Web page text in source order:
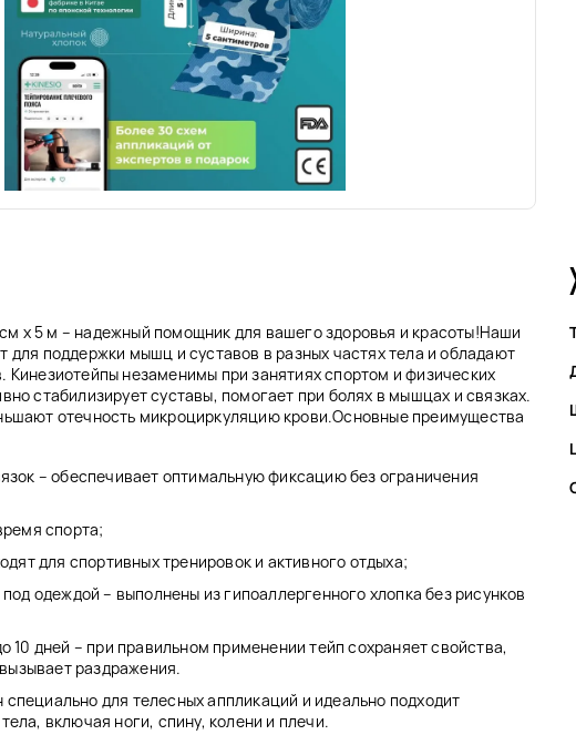
x 5 м – надежный помощник для вашего здоровья и красоты!Наши
для поддержки мышц и суставов в разных частях тела и обладают
Кинезиотейпы незаменимы при занятиях спортом и физических
стабилизирует суставы, помогает при болях в мышцах и связках.
отечность микроциркуляцию крови.Основные преимущества
– обеспечивает оптимальную фиксацию без ограничения
спорта;
для спортивных тренировок и активного отдыха;
одеждой – выполнены из гипоаллергенного хлопка без рисунков
10 дней – при правильном применении тейп сохраняет свойства,
раздражения.
специально для телесных аппликаций и идеально подходит
включая ноги, спину, колени и плечи.